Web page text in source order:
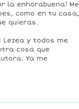
la enhorabuena! Me
como en tu casa,
quieras.
Lezea y todos me
cosa que
Ya me